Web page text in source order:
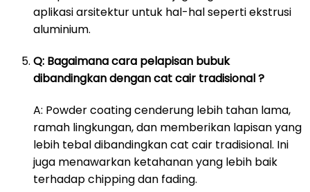
aplikasi arsitektur untuk hal-hal seperti ekstrusi
aluminium.
Q: Bagaimana cara pelapisan bubuk
dibandingkan dengan cat cair tradisional ?
A: Powder coating cenderung lebih tahan lama,
ramah lingkungan, dan memberikan lapisan yang
lebih tebal dibandingkan cat cair tradisional. Ini
juga menawarkan ketahanan yang lebih baik
terhadap chipping dan fading.